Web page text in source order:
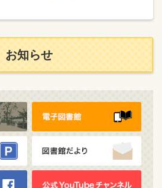
お知らせ